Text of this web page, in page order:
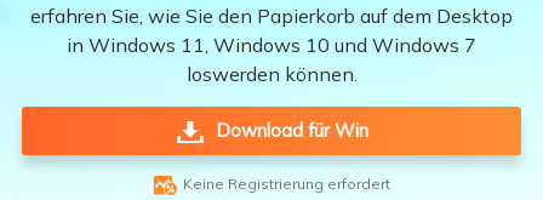
erfahren Sie, wie Sie den Papierkorb auf dem Desktop
in Windows 11, Windows 10 und Windows 7
loswerden können.
Download für Win
 Keine Registrierung erfordert